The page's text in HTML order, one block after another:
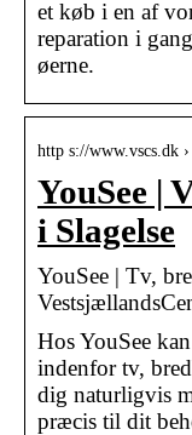
et køb i en af
reparation i
øerne.
http s://www.vscs.dk
YouSee |
i Slagelse
YouSee | Tv,
Hos YouSee
indenfor tv,
dig naturligvis
præcis til dit